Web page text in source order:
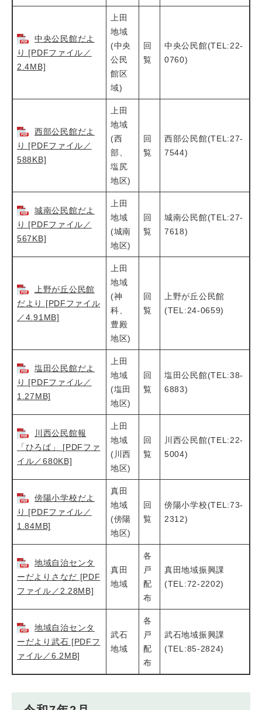
中央公民館だよ
り [PDFファイル／
2.4MB]
上田
地域
(中央
公民
館区
域)
回
覧
中央公民館(TEL:22-
0760)
西部公民館だよ
り [PDFファイル／
588KB]
上田
地域
(西
部、
塩尻
地区)
回
覧
西部公民館(TEL:27-
7544)
城南公民館だよ
り [PDFファイル／
567KB]
上田
地域
(城南
地区)
回
覧
城南公民館(TEL:27-
7618)
上野が丘公民館
だより [PDFファイル
／4.91MB]
上田
地域
(神
科、
豊殿
地区)
回
覧
上野が丘公民館
(TEL:24-0659)
塩田公民館だよ
り [PDFファイル／
1.27MB]
上田
地域
(塩田
地区)
回
覧
塩田公民館(TEL:38-
6883)
川西公民館報
「ひろば」 [PDFファ
イル／680KB]
上田
地域
(川西
地区)
回
覧
川西公民館(TEL:22-
5004)
傍陽小学校だよ
り [PDFファイル／
1.84MB]
真田
地域
(傍陽
地区)
回
覧
傍陽小学校(TEL:73‐
2312)
地域自治センタ
ーだよりさなだ [PDF
ファイル／2.28MB]
真田
地域
各
戸
配
布
真田地域振興課
(TEL:72-2202)
地域自治センタ
ーだより武石 [PDFフ
ァイル／6.2MB]
武石
地域
各
戸
配
布
武石地域振興課
(TEL:85-2824)